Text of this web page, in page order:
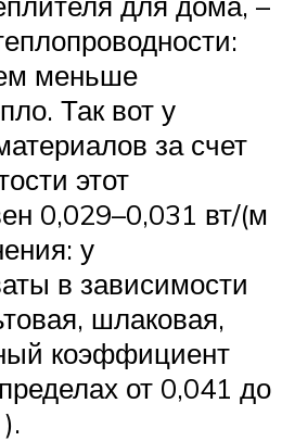
меньше
Так вот у
за счет
этот
0,029–0,031 вт/(м
у
в зависимости
шлаковая,
коэффициент
от 0,041 до